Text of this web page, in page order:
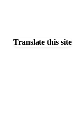
Translate this site